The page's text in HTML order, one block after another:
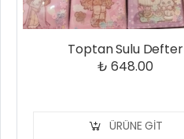
Toptan Sulu Defter
₺ 648.00
ÜRÜNE GIT